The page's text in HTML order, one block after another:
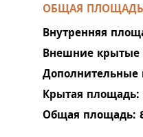
ОБЩАЯ
Внутренняя
Внешние крытые
Дополнительные
Крытая площадь:
Общая площадь:
201 Arch. Makarios